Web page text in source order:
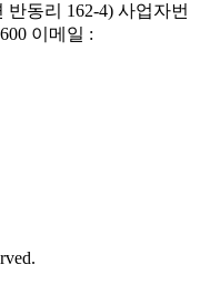
반동리 162-4) 사업자번
이메일 :